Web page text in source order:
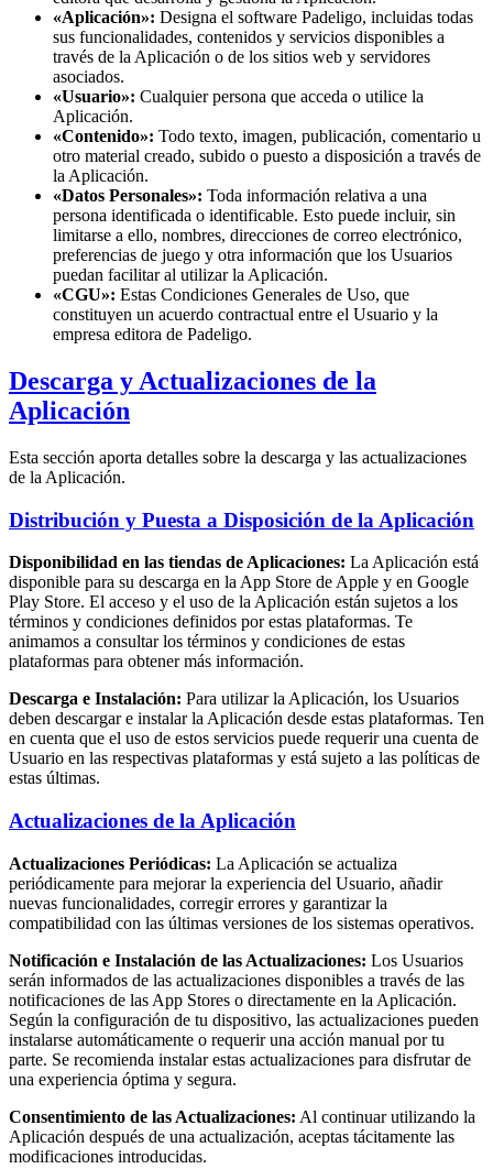
«Aplicación»: Designa el software Padeligo, incluidas todas
sus funcionalidades, contenidos y servicios disponibles a
través de la Aplicación o de los sitios web y servidores
asociados.
«Usuario»: Cualquier persona que acceda o utilice la
Aplicación.
«Contenido»: Todo texto, imagen, publicación, comentario u
otro material creado, subido o puesto a disposición a través de
la Aplicación.
«Datos Personales»: Toda información relativa a una
persona identificada o identificable. Esto puede incluir, sin
limitarse a ello, nombres, direcciones de correo electrónico,
preferencias de juego y otra información que los Usuarios
puedan facilitar al utilizar la Aplicación.
«CGU»: Estas Condiciones Generales de Uso, que
constituyen un acuerdo contractual entre el Usuario y la
empresa editora de Padeligo.
Descarga y Actualizaciones de la
Aplicación
Esta sección aporta detalles sobre la descarga y las actualizaciones
de la Aplicación.
Distribución y Puesta a Disposición de la Aplicación
Disponibilidad en las tiendas de Aplicaciones: La Aplicación está
disponible para su descarga en la App Store de Apple y en Google
Play Store. El acceso y el uso de la Aplicación están sujetos a los
términos y condiciones definidos por estas plataformas. Te
animamos a consultar los términos y condiciones de estas
plataformas para obtener más información.
Descarga e Instalación: Para utilizar la Aplicación, los Usuarios
deben descargar e instalar la Aplicación desde estas plataformas. Ten
en cuenta que el uso de estos servicios puede requerir una cuenta de
Usuario en las respectivas plataformas y está sujeto a las políticas de
estas últimas.
Actualizaciones de la Aplicación
Actualizaciones Periódicas: La Aplicación se actualiza
periódicamente para mejorar la experiencia del Usuario, añadir
nuevas funcionalidades, corregir errores y garantizar la
compatibilidad con las últimas versiones de los sistemas operativos.
Notificación e Instalación de las Actualizaciones: Los Usuarios
serán informados de las actualizaciones disponibles a través de las
notificaciones de las App Stores o directamente en la Aplicación.
Según la configuración de tu dispositivo, las actualizaciones pueden
instalarse automáticamente o requerir una acción manual por tu
parte. Se recomienda instalar estas actualizaciones para disfrutar de
una experiencia óptima y segura.
Consentimiento de las Actualizaciones: Al continuar utilizando la
Aplicación después de una actualización, aceptas tácitamente las
modificaciones introducidas.